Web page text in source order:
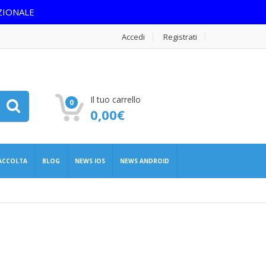
Accedi Registrati
0 Il tuo carrello
0,00€
BLOG NEWS IOS NEWS ANDROID